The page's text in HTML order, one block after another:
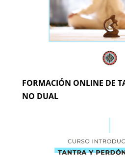
FORMACIÓN ONLINE DE
NO DUAL